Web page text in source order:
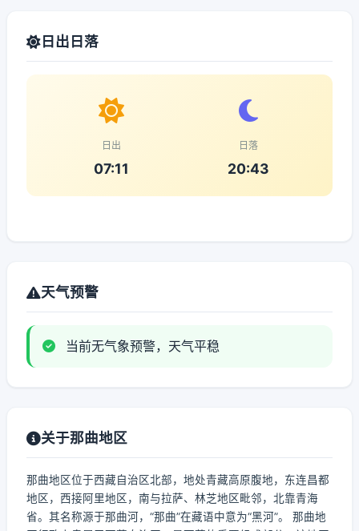
日出日落
日出
07:11
日落
20:43
天气预警
当前无气象预警，天气平稳
关于那曲地区
那曲地区位于西藏自治区北部，地处青藏高原腹地，东连昌都
地区，西接阿里地区，南与拉萨、林芝地区毗邻，北靠青海
省。其名称源于那曲河，“那曲”在藏语中意为“黑河”。 那曲地